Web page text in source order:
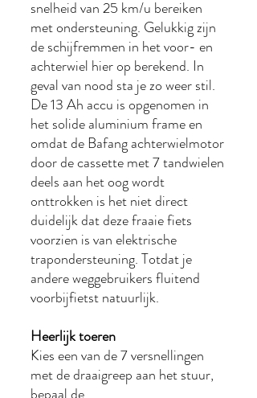
snelheid van 25 km/u bereiken
met ondersteuning. Gelukkig zijn
de schijfremmen in het voor- en
achterwiel hier op berekend. In
geval van nood sta je zo weer stil.
De 13 Ah accu is opgenomen in
het solide aluminium frame en
omdat de Bafang achterwielmotor
door de cassette met 7 tandwielen
deels aan het oog wordt
onttrokken is het niet direct
duidelijk dat deze fraaie fiets
voorzien is van elektrische
trapondersteuning. Totdat je
andere weggebruikers fluitend
voorbijfietst natuurlijk.
Heerlijk toeren
Kies een van de 7 versnellingen
met de draaigreep aan het stuur,